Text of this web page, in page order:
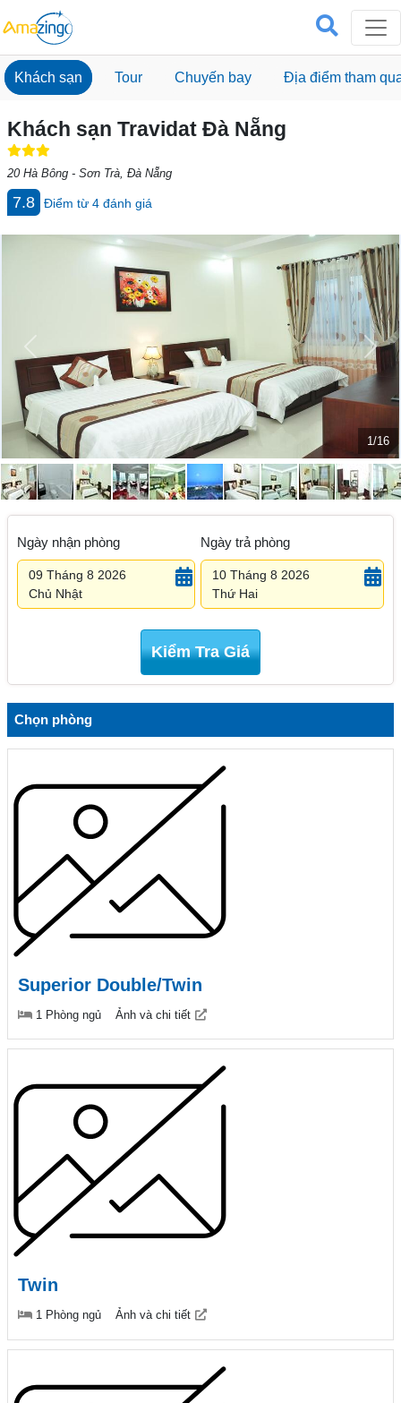
Khách sạn Tour Chuyến bay Địa điểm tham
Khách sạn Travidat Đà Nẵng
20 Hà Bông - Sơn Trà, Đà Nẵng
7.8 Điểm từ 4 đánh giá
1/16
Previous Next
Ngày nhận phòng
09 Tháng 8 2026
Chủ Nhật
Ngày trả phòng
10 Tháng 8 2026
Thứ Hai
Kiểm Tra Giá
Chọn phòng
Superior Double/Twin
1 Phòng ngủ Ảnh và chi tiết
Twin
1 Phòng ngủ Ảnh và chi tiết